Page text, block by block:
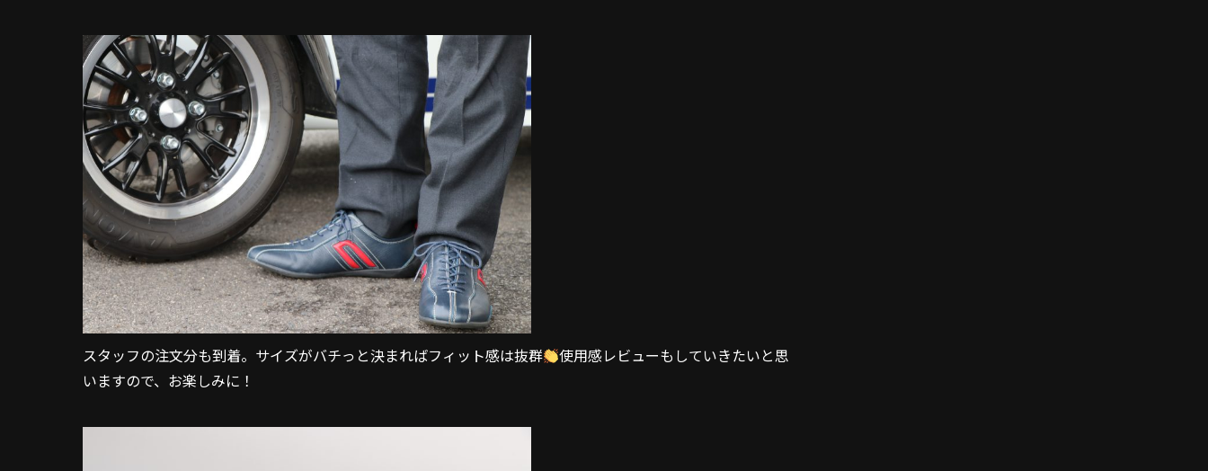
スタッフの注文分も到着。サイズがバチっと決まればフィット感は抜群
使用感レビューもしていきたいと思
いますので、お楽しみに！